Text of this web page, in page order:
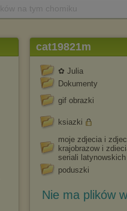
cat19821m
✿ Julia
Dokumenty
gif obrazki
ksiazki
moje zdjecia i
krajobrazow i
seriali latynowskich
poduszki
Nie ma plików